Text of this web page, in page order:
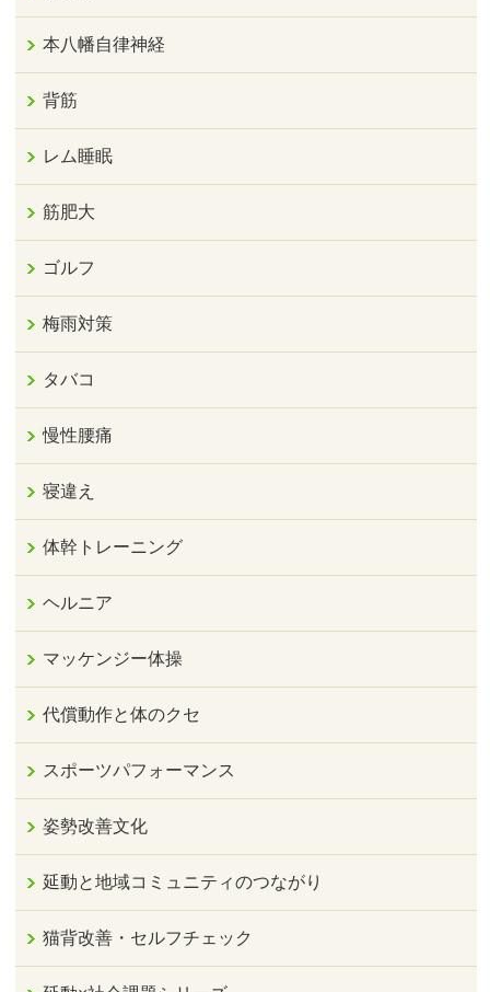
本八幡自律神経
背筋
レム睡眠
筋肥大
ゴルフ
梅雨対策
タバコ
慢性腰痛
寝違え
体幹トレーニング
ヘルニア
マッケンジー体操
代償動作と体のクセ
スポーツパフォーマンス
姿勢改善文化
延動と地域コミュニティのつながり
猫背改善・セルフチェック